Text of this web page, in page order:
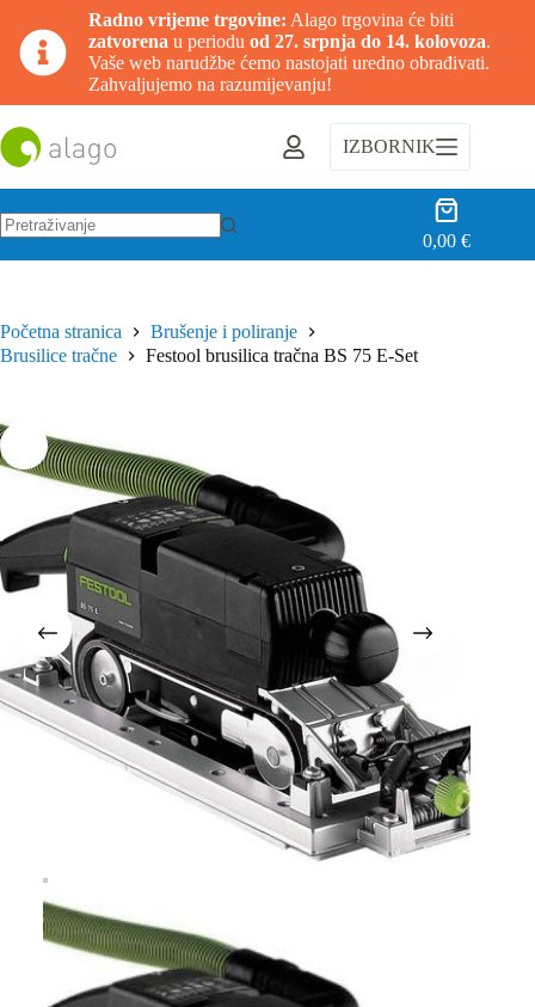
Radno vrijeme trgovine: Alago trgovina će biti
zatvorena u periodu od 27. srpnja do 14. kolovoza.
Vaše web narudžbe ćemo nastojati uredno obrađivati.
Zahvaljujemo na razumijevanju!
na
sadržaj
IZBORNIK
Košarica
0,00€
Početna stranica
Brušenje i poliranje
Brusilice tračne
Festool brusilica tračna BS 75 E-Set